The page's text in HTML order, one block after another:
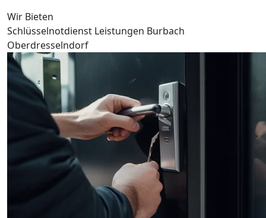
Wir Bieten
Schlüsselnotdienst Leistungen Burbach
Oberdresselndorf